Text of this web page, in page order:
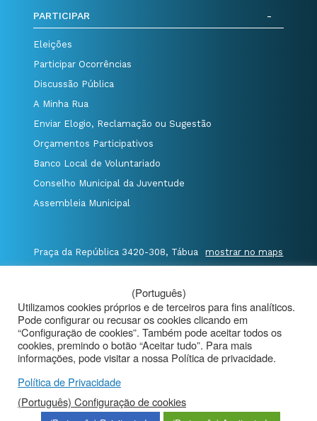
PARTICIPAR
Eleições
Participar Ocorrências
Discussão Pública
A Minha Rua
Enviar Elogio, Reclamação ou Sugestão
Orçamentos Participativos
Banco Local de Voluntariado
Conselho Municipal da Juventude
Assembleia Municipal
Praça da República 3420-308, Tábua mostrar no maps
E. geral@cm-tabua.pt
@Município de Tábua | Mapa do Portal
|
Politica de Privacidade
|
Aviso de Privacidade - Videovigilância
(Português)
Utilizamos cookies próprios e de terceiros para fins analíticos.
Pode configurar ou recusar os cookies clicando em
“Configuração de cookies”. Também pode aceitar todos os
cookies, premindo o botão “Aceitar tudo”. Para mais
informações, pode visitar a nossa Política de privacidade.
Política de Privacidade
(Português) Configuração de cookies